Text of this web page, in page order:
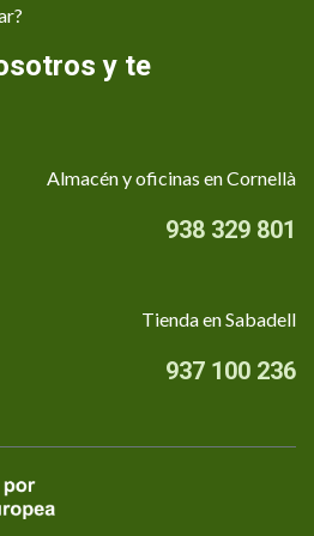
y te
Almacén y oficinas en Cornellà
938 329 801
Tienda en Sabadell
937 100 236